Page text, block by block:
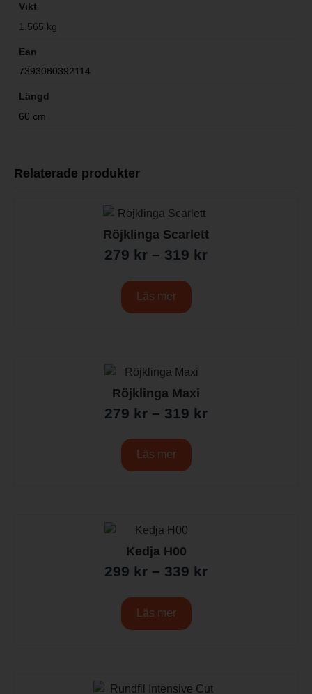
Vikt
1.565 kg
Ean
7393080392114
Längd
60 cm
Relaterade produkter
Röjklinga Scarlett
279 kr – 319 kr
Läs mer
Röjklinga Maxi
279 kr – 319 kr
Läs mer
Kedja H00
299 kr – 339 kr
Läs mer